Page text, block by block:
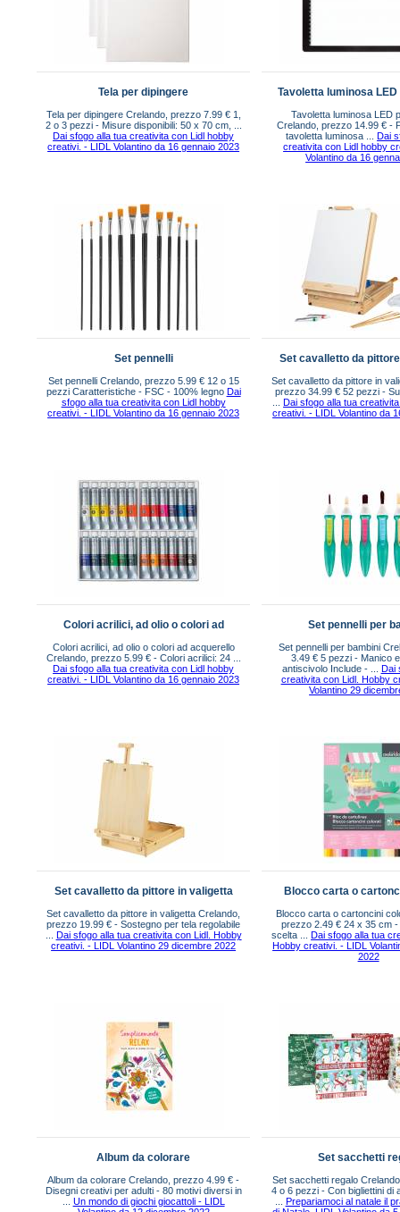
Tela per dipingere
Tela per dipingere Crelando, prezzo 7.99 € 1,
2 o 3 pezzi - Misure disponibili: 50 x 70 cm, ...
Dai sfogo alla tua creativita con Lidl hobby
creativi. - LIDL Volantino da 16 gennaio 2023
Tavoletta luminosa
Tavoletta luminosa LED
Crelando, prezzo 14.99 € -
tavoletta luminosa ...Dai
creativita con Lidl hobby
Volantino da 16
Set pennelli
Set pennelli Crelando, prezzo 5.99 € 12 o 15
pezzi Caratteristiche - FSC - 100% legno Dai
sfogo alla tua creativita con Lidl hobby
creativi. - LIDL Volantino da 16 gennaio 2023
Set cavalletto da
Set cavalletto da pittore in
prezzo 34.99 € 52 pezzi -
...Dai sfogo alla tua
creativi. - LIDL Volantino da
Colori acrilici, ad olio o colori ad
Colori acrilici, ad olio o colori ad acquerello
Crelando, prezzo 5.99 € - Colori acrilici: 24 ...
Dai sfogo alla tua creativita con Lidl hobby
creativi. - LIDL Volantino da 16 gennaio 2023
Set pennelli per
Set pennelli per bambini
3.49 € 5 pezzi - Manico
antiscivolo Include - ... Dai
creativita con Lidl. Hobby
Volantino 29
Set cavalletto da pittore in valigetta
Set cavalletto da pittore in valigetta Crelando,
prezzo 19.99 € - Sostegno per tela regolabile
Dai sfogo alla tua creativita con Lidl. Hobby
creativi. - LIDL Volantino 29 dicembre 2022
Blocco carta o
Blocco carta o cartoncini
prezzo 2.49 € 24 x 35 cm -
scelta ...Dai sfogo alla tua
Hobby creativi. - LIDL
2022
Album da colorare
Album da colorare Crelando, prezzo 4.99 € -
Disegni creativi per adulti - 80 motivi diversi in
Un mondo di giochi giocattoli - LIDL
Set sacchetti
Set sacchetti regalo
4 o 6 pezzi - Con bigliettini di
Prepariamoci al natale il